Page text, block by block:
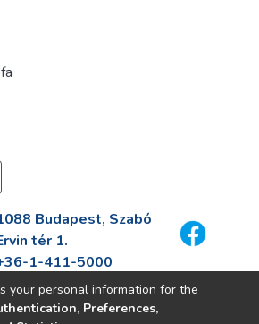
Budapest, Szabó
tér 1.
1-411-5000
fszek.hu
your personal information for the
Preferences,